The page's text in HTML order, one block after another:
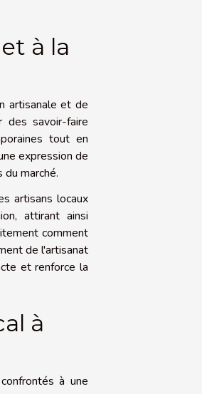
à la
artisanale et de
des savoir-faire
tout en
expression de
marché.
artisans locaux
attirant ainsi
comment
de l'artisanat
et renforce la
à
à une